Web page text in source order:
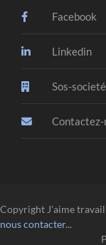
Facebook
Linkedin
Sos-societé
Contactez-
Copyright J'aime
nous contacter...